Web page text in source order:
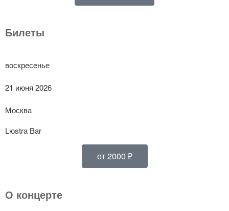
Билеты
воскресенье
21 июня 2026
Москва
Lюstra Bar
от 2000 ₽
О концерте